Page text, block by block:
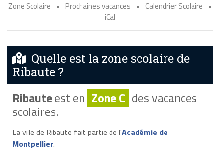
Zone Scolaire • Prochaines vacances • Calendrier Scolaire
•
iCal
Quelle est la zone scolaire de
Ribaute ?
Ribauteest en Zone C des vacances
scolaires.
La ville de Ribaute fait partie de l'Académie de
Montpellier.